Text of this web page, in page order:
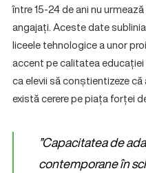
între 15-24 de ani nu
angajați. Aceste date
liceele tehnologice a unor
accent pe calitatea educației
ca elevii să conștientizeze
există cerere pe piața forței
”Capacitatea de
contemporane în